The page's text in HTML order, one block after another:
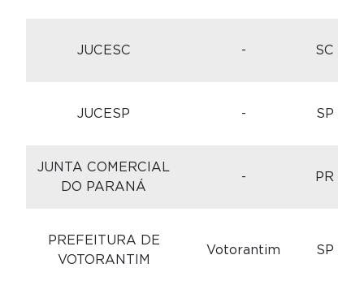
JUCESC - SC
JUCESP - SP
JUNTA COMERCIAL
DO PARANÁ
- PR
PREFEITURA DE
VOTORANTIM
Votorantim SP